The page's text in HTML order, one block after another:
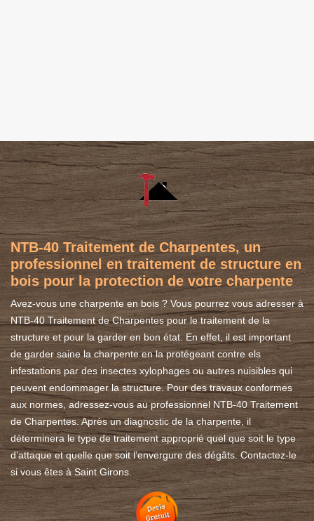
NTB-40 Traitement de Charpentes, un
professionnel en traitement de structure en
bois pour la protection de votre charpente
Avez-vous une charpente en bois ? Vous pourrez vous adresser à
NTB-40 Traitement de Charpentes pour le traitement de la
structure et pour la garder en bon état. En effet, il est important
de garder saine la charpente en la protégeant contre els
infestations par des insectes xylophages ou autres nuisibles qui
peuvent endommager la structure. Pour des travaux conformes
aux normes, adressez-vous au professionnel NTB-40 Traitement
de Charpentes. Après un diagnostic de la charpente, il
déterminera le type de traitement approprié quel que soit le type
d’attaque et quelle que soit l’envergure des dégâts. Contactez-le
si vous êtes à Saint Girons.